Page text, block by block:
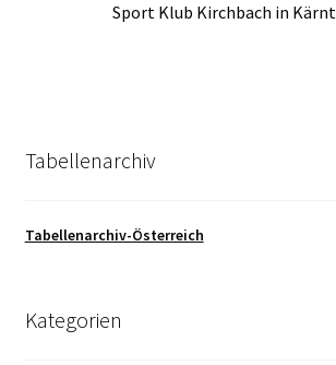
Sport Klub Kirchbach in
Tabellenarchiv
Tabellenarchiv-Österreich
Kategorien